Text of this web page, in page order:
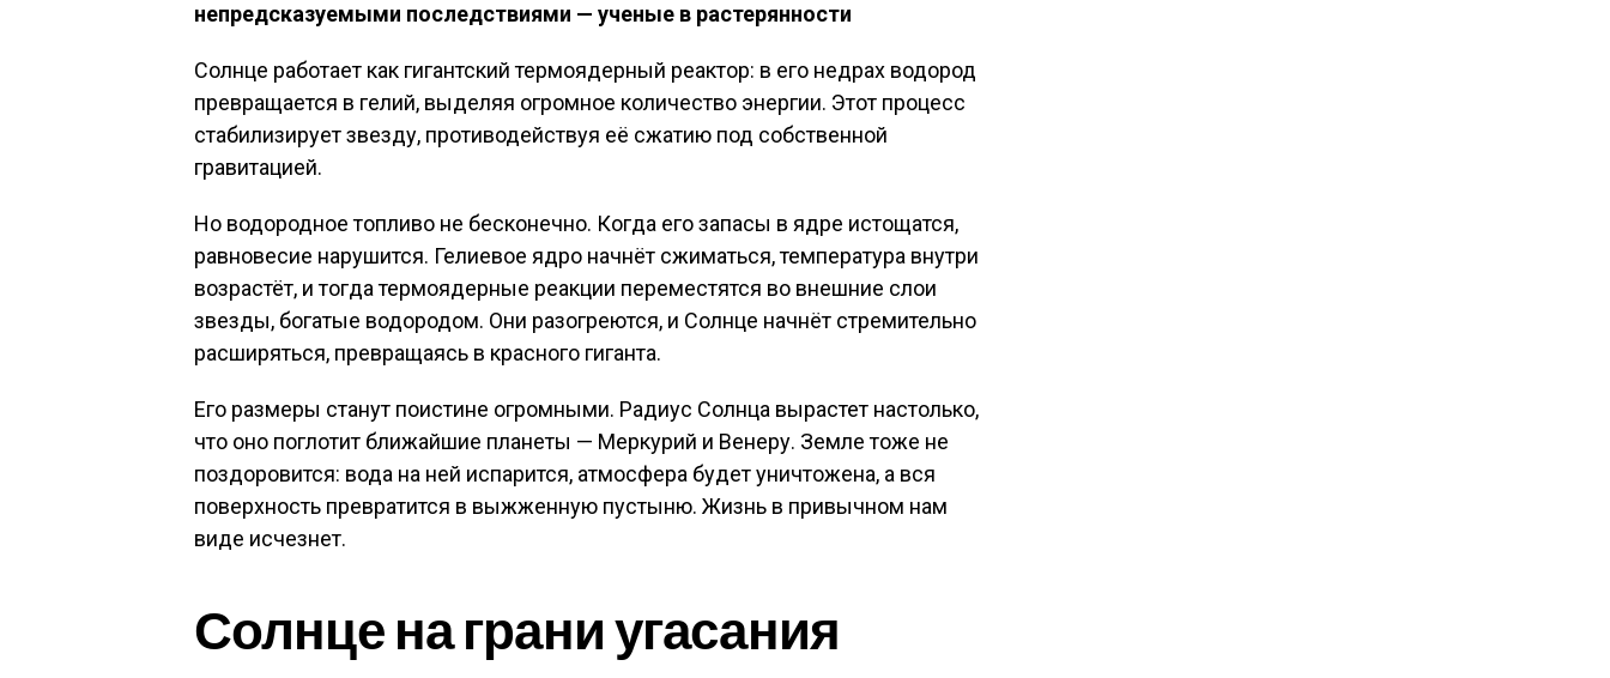
непредсказуемыми последствиями — ученые в растерянности
Солнце работает как гигантский термоядерный реактор: в его недрах водород
превращается в гелий, выделяя огромное количество энергии. Этот процесс
стабилизирует звезду, противодействуя её сжатию под собственной
гравитацией.
Но водородное топливо не бесконечно. Когда его запасы в ядре истощатся,
равновесие нарушится. Гелиевое ядро начнёт сжиматься, температура внутри
возрастёт, и тогда термоядерные реакции переместятся во внешние слои
звезды, богатые водородом. Они разогреются, и Солнце начнёт стремительно
расширяться, превращаясь в красного гиганта.
Его размеры станут поистине огромными. Радиус Солнца вырастет настолько,
что оно поглотит ближайшие планеты — Меркурий и Венеру. Земле тоже не
поздоровится: вода на ней испарится, атмосфера будет уничтожена, а вся
поверхность превратится в выжженную пустыню. Жизнь в привычном нам
виде исчезнет.
Солнце на грани угасания